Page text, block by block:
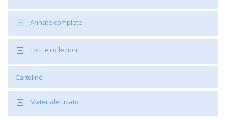
Annate complete
Lotti e collezioni
Cartoline
Materiale usato